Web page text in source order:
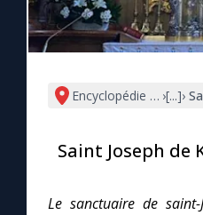
La chaîne Youtube
La newsletter
La vidéo de la semaine
Encyclopédie mariale
›[...]›
Saint Joseph de
Le sanctuaire de